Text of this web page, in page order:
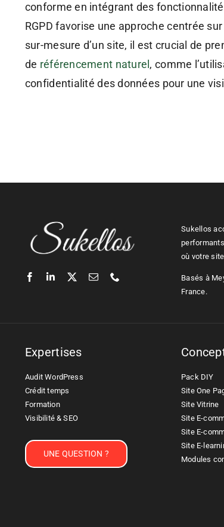
conforme en intégrant des
RGPD favorise une approche centrée
sur-mesure d’un site, il est crucial de
de référencement naturel , comme
confidentialité des données pour une
Sukellos
où votre
Basés à
France.
Expertises
Audit WordPress
Crédit temps
Formation
Visibilité & SEO
UNE QUESTION ?
Pack DIY
Site One
Site Vitrine
Site E-
Site E-
Site E-
Modules